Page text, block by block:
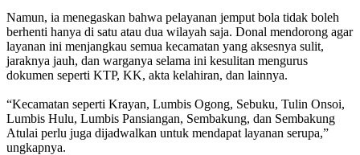
Namun, ia menegaskan bahwa pelayanan jemput bola tidak boleh
berhenti hanya di satu atau dua wilayah saja. Donal mendorong agar
layanan ini menjangkau semua kecamatan yang aksesnya sulit,
jaraknya jauh, dan warganya selama ini kesulitan mengurus
dokumen seperti KTP, KK, akta kelahiran, dan lainnya.
“Kecamatan seperti Krayan, Lumbis Ogong, Sebuku, Tulin Onsoi,
Lumbis Hulu, Lumbis Pansiangan, Sembakung, dan Sembakung
Atulai perlu juga dijadwalkan untuk mendapat layanan serupa,”
ungkapnya.